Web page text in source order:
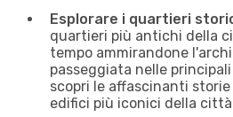
Esplorare i quartieri
quartieri più antichi della
tempo ammirandone
passeggiata nelle
scopri le affascinanti
edifici più iconici della